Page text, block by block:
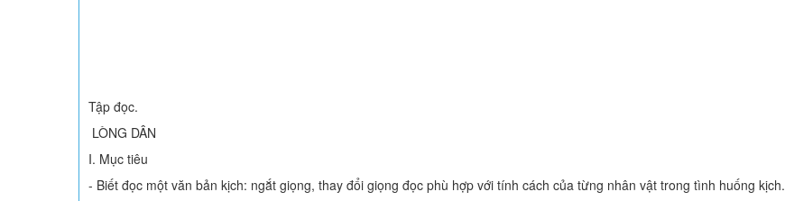
Tập đọc.
LÒNG DÂN
I. Mục tiêu
- Biết đọc một văn bản kịch: ngắt giọng, thay đổi giọng đọc phù hợp với tính cách của từng nhân vật trong tình huống kịch.